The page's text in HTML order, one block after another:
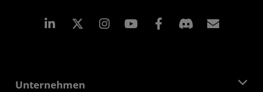
LinkedIn Instagram Facebook
Unternehmen